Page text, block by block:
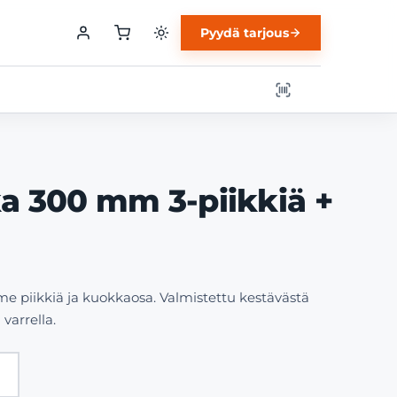
Pyydä tarjous
300 mm 3-piikkiä +
piikkiä ja kuokkaosa. Valmistettu kestävästä